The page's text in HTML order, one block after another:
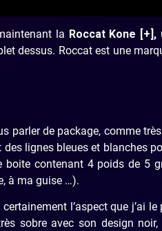
la Roccat Kone [+],
dessus. Roccat est une
parler de package, comme
lignes bleues et blanches
boite contenant 4 poids de 5
à ma guise …).
l’aspect que j’ai
sobre avec son design